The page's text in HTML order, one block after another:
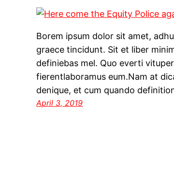
Borem ipsum dolor sit amet,
graece tincidunt. Sit et liber
definiebas mel. Quo everti
fierentlaboramus eum.Nam at
denique, et cum quando
April 3, 2019